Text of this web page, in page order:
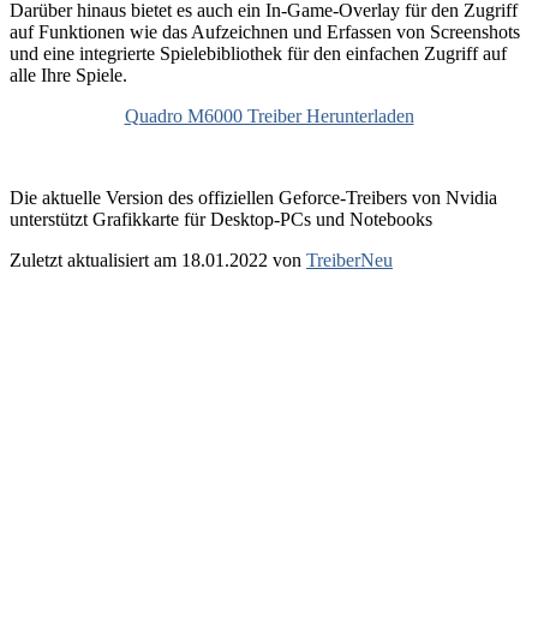
Darüber hinaus bietet es auch ein In-Game-Overlay für den Zugriff
auf Funktionen wie das Aufzeichnen und Erfassen von Screenshots
und eine integrierte Spielebibliothek für den einfachen Zugriff auf
alle Ihre Spiele.
Quadro M6000 Treiber Herunterladen
Die aktuelle Version des offiziellen Geforce-Treibers von Nvidia
unterstützt Grafikkarte für Desktop-PCs und Notebooks
Zuletzt aktualisiert am 18.01.2022 von TreiberNeu